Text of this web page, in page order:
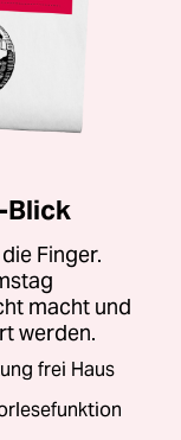
Blick
Finger.
macht und
werden.
frei Haus